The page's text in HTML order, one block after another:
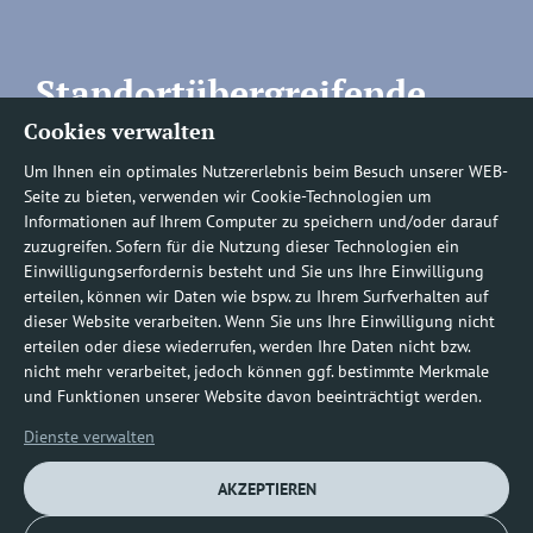
Cookies verwalten
Um Ihnen ein optimales Nutzererlebnis beim Besuch unserer WEB-
Seite zu bieten, verwenden wir Cookie-Technologien um
Informationen auf Ihrem Computer zu speichern und/oder darauf
zuzugreifen. Sofern für die Nutzung dieser Technologien ein
Einwilligungserfordernis besteht und Sie uns Ihre Einwilligung
erteilen, können wir Daten wie bspw. zu Ihrem Surfverhalten auf
dieser Website verarbeiten. Wenn Sie uns Ihre Einwilligung nicht
erteilen oder diese wiederrufen, werden Ihre Daten nicht bzw.
nicht mehr verarbeitet, jedoch können ggf. bestimmte Merkmale
und Funktionen unserer Website davon beeinträchtigt werden.
Dienste verwalten
AKZEPTIEREN
Standortübergreifende
Rufnummern
Befundauskünfte/
Nachforderungen
0800 1219100-10